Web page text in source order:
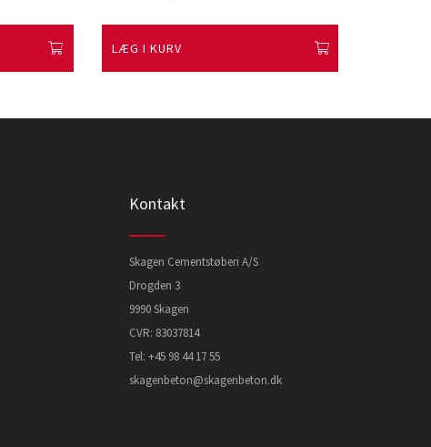
LÆG I KURV
Kontakt
Skagen Cementstøberi A/S
Drogden 3
9990 Skagen
CVR: 83037814
Tel: +45 98 44 17 55
skagenbeton@skagenbeton.dk